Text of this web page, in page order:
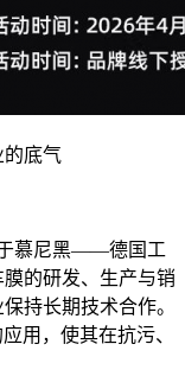
的底气
于慕尼黑——德国工
的研发、生产与销
持长期技术合作。
用，使其在抗污、